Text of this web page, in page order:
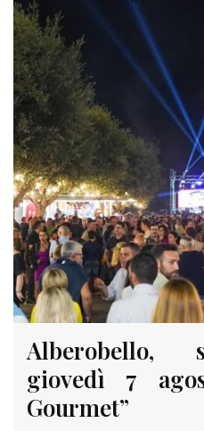
Alberobello,
giovedì 7
Gourmet”